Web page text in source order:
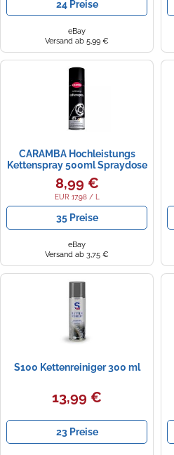
24 Preise
eBay
Versand ab 5,99 €
CARAMBA Hochleistungs
Kettenspray 500ml Spraydose
"Profi-Serie"
8,99 €
EUR 17,98 / L
35 Preise
eBay
Versand ab 3,75 €
S100 Kettenreiniger 300 ml
13,99 €
23 Preise